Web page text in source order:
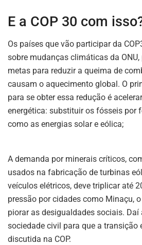
E a COP 30 com
Os países que vão participar da
sobre mudanças climáticas da
metas para reduzir a queima de
causam o aquecimento global. O
para se obter essa redução é
energética: substituir os fósseis por
como as energias solar e eólica;
A demanda por minerais críticos,
usados na fabricação de turbinas
veículos elétricos, deve triplicar até
pressão por cidades como Minaçu,
piorar as desigualdades sociais. Daí
sociedade civil para que a transição
discutida na COP.